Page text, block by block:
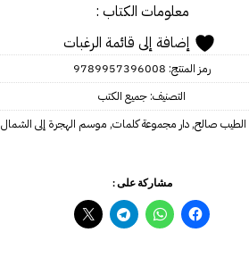
معلومات الكتاب :
إضافة إلى قائمة الرغبات
رمز المنتج: 9789957396008
التصنيف: جميع الكتب
الطيب صالح,دار مجموعة كلمات, موسم الهجرة إلى الشمال
مشاركة على :